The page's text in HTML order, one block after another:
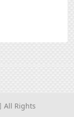
All Rights